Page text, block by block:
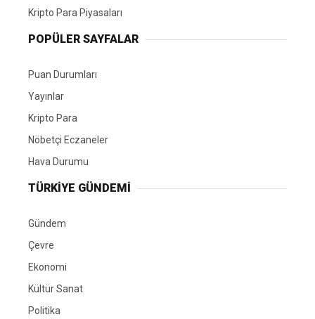
Kripto Para Piyasaları
POPÜLER SAYFALAR
Puan Durumları
Yayınlar
Kripto Para
Nöbetçi Eczaneler
Hava Durumu
TÜRKIYE GÜNDEMI
Gündem
Çevre
Ekonomi
Kültür Sanat
Politika